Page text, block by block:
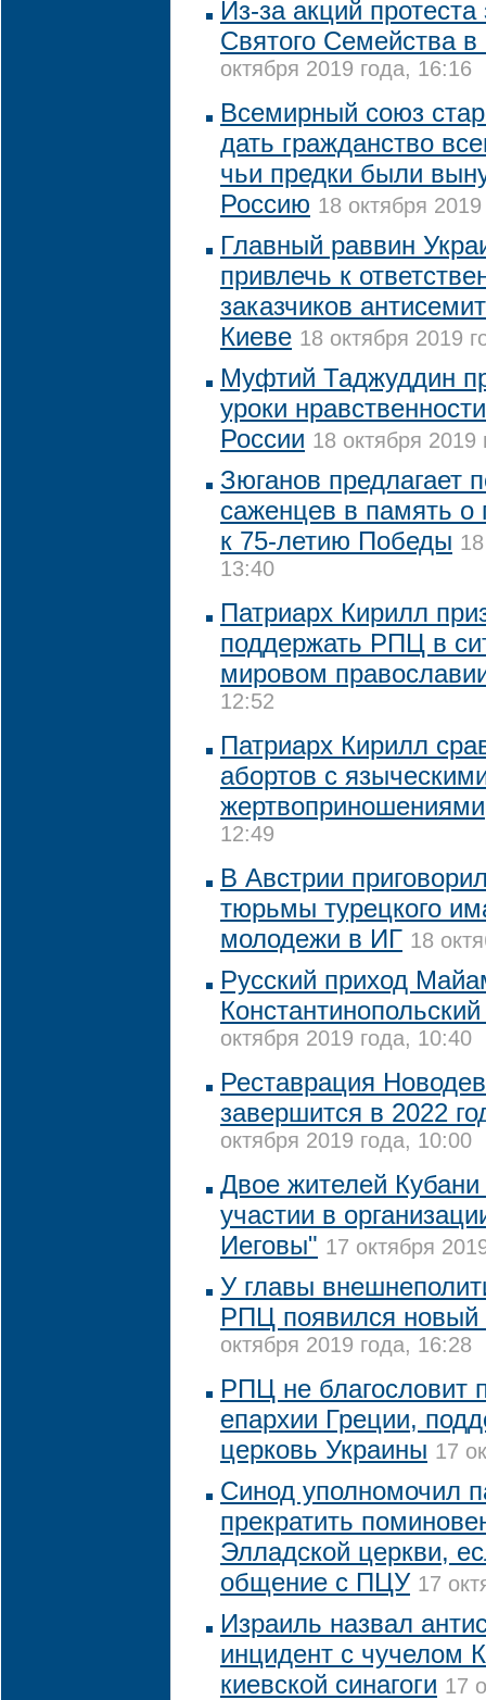
Из-за акций
Святого Семейства
октября 2019 года, 16:16
Всемирный союз
дать гражданство
чьи предки были
Россию 18 октября
Главный раввин
привлечь к
заказчиков
Киеве 18 октября 2019
Муфтий Таджуддин
уроки
России 18 октября 2019
Зюганов предлагает
саженцев в память о
к 75-летию Победы
13:40
Патриарх Кирилл
поддержать РПЦ в
мировом
12:52
Патриарх Кирилл
абортов с
жертвоприношениями
12:49
В Австрии
тюрьмы турецкого
молодежи в ИГ 18
Русский приход
октября 2019 года, 10:40
Реставрация
завершится в 2022
октября 2019 года, 10:00
Двое жителей
участии в
Иеговы" 17 октября
У главы
РПЦ появился новый
октября 2019 года, 16:28
РПЦ не благословит
епархии Греции,
церковь Украины 17
Синод уполномочил
прекратить
Элладской церкви,
общение с ПЦУ 17
Израиль назвал
инцидент с чучелом
киевской синагоги 17